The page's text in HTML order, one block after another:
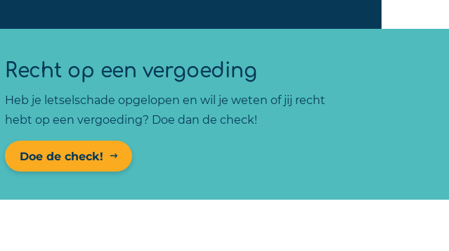
Recht op een vergoeding
Heb je letselschade opgelopen en wil je weten of jij recht
hebt op een vergoeding? Doe dan de check!
Doe de check!